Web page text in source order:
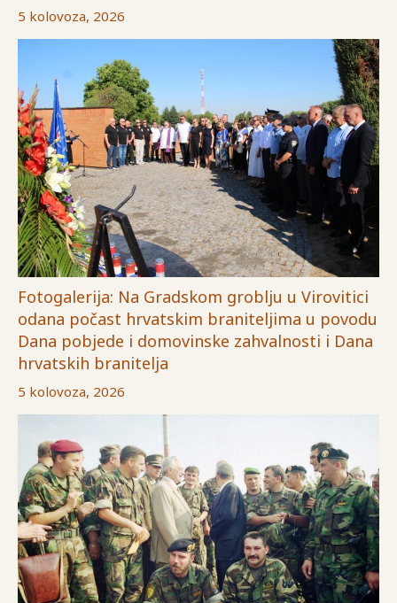
5 kolovoza, 2026
Fotogalerija: Na Gradskom groblju u Virovitici
odana počast hrvatskim braniteljima u povodu
Dana pobjede i domovinske zahvalnosti i Dana
hrvatskih branitelja
5 kolovoza, 2026